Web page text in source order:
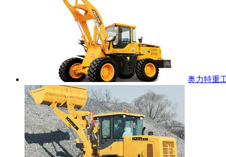
奥力特重